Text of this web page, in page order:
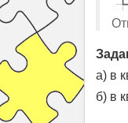
а) в
б) в